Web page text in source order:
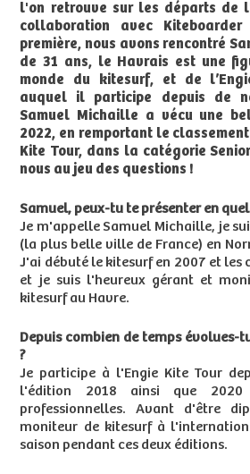
l'on retrouve sur les départs de
collaboration avec
première, nous avons rencontré
de 31 ans, le Havrais est une
monde du kitesurf, et de
auquel il participe depuis de
Samuel Michaille a vécu une
2022, en remportant le
Kite Tour, dans la catégorie
nous au jeu des questions !
Samuel, peux-tu te présenter en
Je m'appelle Samuel Michaille, je
(la plus belle ville de France) en
J'ai débuté le kitesurf en 2007 et les
et je suis l'heureux gérant et
kitesurf au Havre.
Depuis combien de temps évolues-
?
Je participe à l'Engie Kite Tour
l'édition 2018 ainsi que 2020
professionnelles. Avant d'être
moniteur de kitesurf à
saison pendant ces deux éditions.